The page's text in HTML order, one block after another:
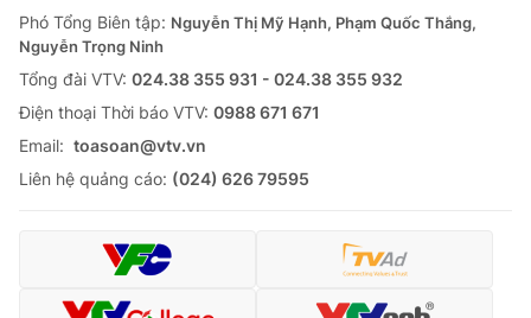
Phó Tổng Biên tập: Nguyễn Thị Mỹ Hạnh, Phạm Quốc Thắng,
Nguyễn Trọng Ninh
Tổng đài VTV: 024.38 355 931 - 024.38 355 932
Ðiện thoại Thời báo VTV: 0988 671 671
Email: toasoan@vtv.vn
Liên hệ quảng cáo: (024) 626 79595